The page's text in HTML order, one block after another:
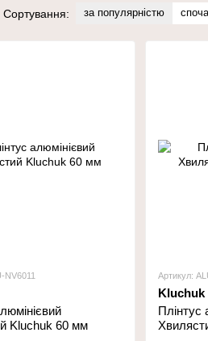
Сортування: за популярністю
NV6011
Kluchuk 60 мм
Артикул:
Kluchuk
Плінтус